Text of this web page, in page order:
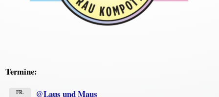
Termine:
FR. @Laus und Maus